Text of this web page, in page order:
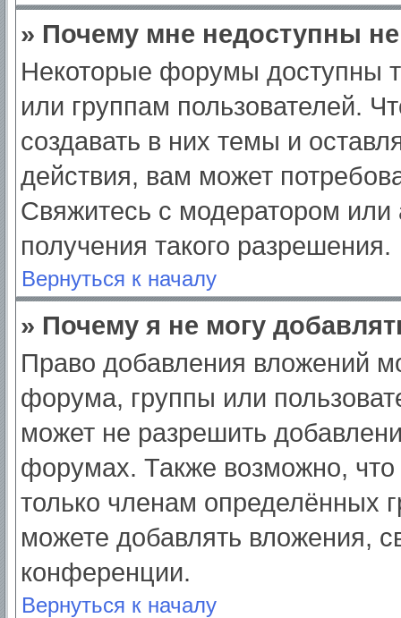
» Почему мне недоступны
Некоторые форумы доступны
или группам пользователей.
создавать в них темы и
действия, вам может
Свяжитесь с модератором
получения такого разрешения.
Вернуться к началу
» Почему я не могу
Право добавления вложений
форума, группы или
может не разрешить
форумах. Также возможно,
только членам определённых
можете добавлять вложения,
конференции.
Вернуться к началу